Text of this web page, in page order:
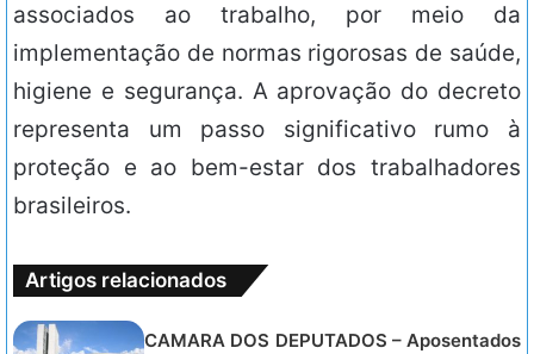
associados ao trabalho, por meio da
implementação de normas rigorosas de saúde,
higiene e segurança. A aprovação do decreto
representa um passo significativo rumo à
proteção e ao bem-estar dos trabalhadores
brasileiros.
Artigos relacionados
CAMARA DOS DEPUTADOS – Aposentados